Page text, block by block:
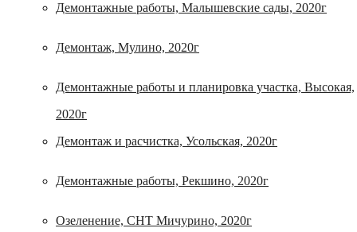
Демонтажные работы, Малышевские сады, 2020г
Демонтаж, Мулино, 2020г
Демонтажные работы и планировка участка, Высокая,
2020г
Демонтаж и расчистка, Усольская, 2020г
Демонтажные работы, Рекшино, 2020г
Озеленение, СНТ Мичурино, 2020г